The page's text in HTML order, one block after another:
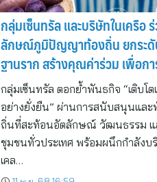
กลุ่มเซ็นทรัล และบริษัทในเครือ
ลักษณ์ภูมิปัญญาท้องถิ่น ยกระดั
ฐานราก สร้างคุณค่าร่วม เพื่อก
ยั่งยืน
กลุ่มเซ็นทรัล ตอกย้ำพันธกิจ “เติบโต
อย่างยั่งยืน” ผ่านการสนับสนุนแล
ถิ่นที่สะท้อนอัตลักษณ์ วัฒนธรรม แ
ชุมชนทั่วประเทศ พร้อมผนึกกำลังบ
เคล…